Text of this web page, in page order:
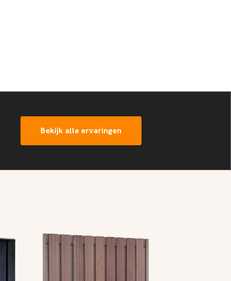
Bekijk alle ervaringen